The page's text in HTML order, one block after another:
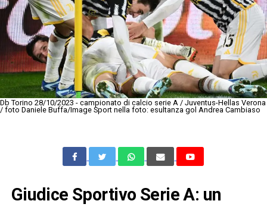
Db Torino 28/10/2023 - campionato di calcio serie A / Juventus-Hellas Verona
/ foto Daniele Buffa/Image Sport nella foto: esultanza gol Andrea Cambiaso
Giudice Sportivo Serie A: un